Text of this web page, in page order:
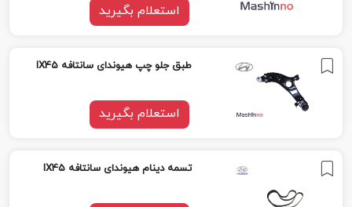
استعلام بگیرید
طبق جلو چپ هیوندای سانتافه IX45
استعلام بگیرید
تسمه دینام هیوندای سانتافه IX45